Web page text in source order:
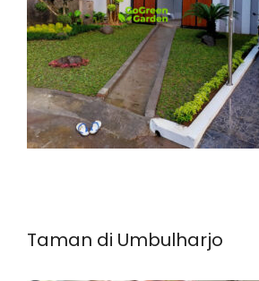
Taman di Umbulharjo